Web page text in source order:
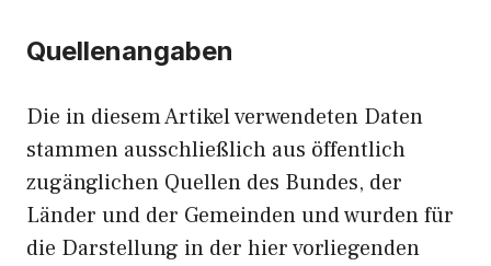
Quellenangaben
Die in diesem Artikel verwendeten Daten
stammen ausschließlich aus öffentlich
zugänglichen Quellen des Bundes, der
Länder und der Gemeinden und wurden für
die Darstellung in der hier vorliegenden